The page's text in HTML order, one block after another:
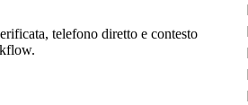
telefono diretto e contesto